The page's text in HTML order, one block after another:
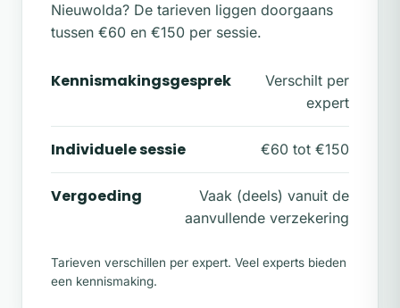
Nieuwolda? De tarieven liggen doorgaans
tussen €60 en €150 per sessie.
Kennismakingsgesprek
Verschilt per
expert
Individuele sessie €60 tot €150
Vergoeding
Vaak (deels) vanuit de
aanvullende verzekering
Tarieven verschillen per expert. Veel experts bieden
een kennismaking.